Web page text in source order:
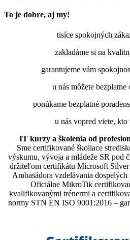
To je dobre, aj my!
tisíce spokojných
zakladáme si na
garantujeme vám
u nás môžete
ponúkame bezplatné
u nás vopred viete,
IT kurzy a školenia od
Sme certifikované školiace
výskumu, vývoja a mládeže SR pod
držiteľom certifikátu Microsoft
Ambasádora vzdelávania
Oficiálne MikroTik
kvalifikovanými trénermi ​​​​​​​​​​a
normy STN EN ISO 9001:2016 –